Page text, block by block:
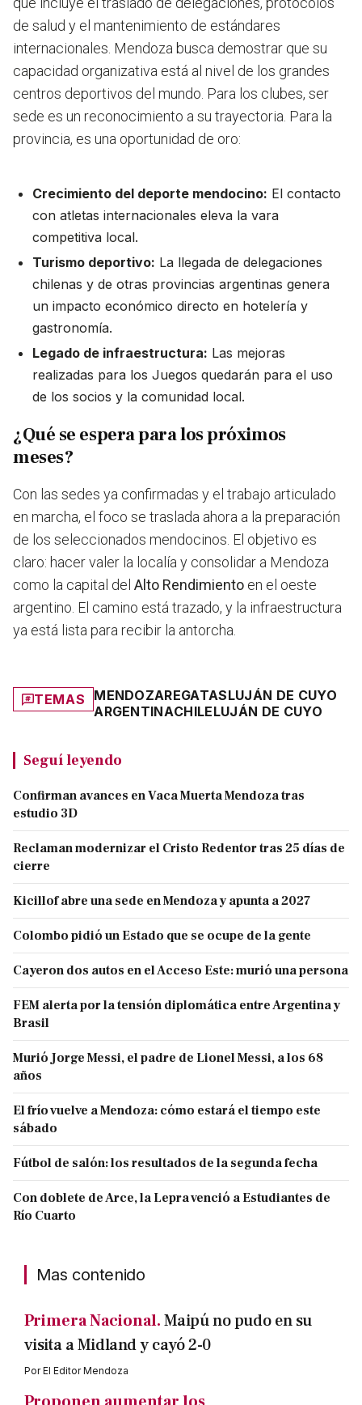
de salud y el mantenimiento de estándares
internacionales. Mendoza busca demostrar que su
capacidad organizativa está al nivel de los grandes
centros deportivos del mundo. Para los clubes, ser
sede es un reconocimiento a su trayectoria. Para la
provincia, es una oportunidad de oro:
Crecimiento del deporte mendocino: El contacto
con atletas internacionales eleva la vara
competitiva local.
Turismo deportivo: La llegada de delegaciones
chilenas y de otras provincias argentinas genera
un impacto económico directo en hotelería y
gastronomía.
Legado de infraestructura: Las mejoras
realizadas para los Juegos quedarán para el uso
de los socios y la comunidad local.
¿Qué se espera para los próximos
meses?
Con las sedes ya confirmadas y el trabajo articulado
en marcha, el foco se traslada ahora a la preparación
de los seleccionados mendocinos. El objetivo es
claro: hacer valer la localía y consolidar a Mendoza
como la capital del Alto Rendimiento en el oeste
argentino. El camino está trazado, y la infraestructura
ya está lista para recibir la antorcha.
TEMAS MENDOZAREGATASLUJÁN DE CUYO
ARGENTINACHILELUJÁN DE CUYO
Seguí leyendo
Confirman avances en Vaca Muerta Mendoza tras
estudio 3D
Reclaman modernizar el Cristo Redentor tras 25 días de
cierre
Kicillof abre una sede en Mendoza y apunta a 2027
Colombo pidió un Estado que se ocupe de la gente
Cayeron dos autos en el Acceso Este: murió una persona
FEM alerta por la tensión diplomática entre Argentina y
Brasil
Murió Jorge Messi, el padre de Lionel Messi, a los 68
años
El frío vuelve a Mendoza: cómo estará el tiempo este
sábado
Fútbol de salón: los resultados de la segunda fecha
Con doblete de Arce, la Lepra venció a Estudiantes de
Río Cuarto
Mas contenido
Primera Nacional.Maipú no pudo en su
visita a Midland y cayó 2-0
PorEl Editor Mendoza